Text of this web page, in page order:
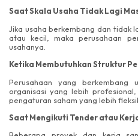
Saat Skala Usaha Tidak Lagi
Jika usaha berkembang dan tidak
atau kecil, maka perusahaan
usahanya.
Ketika Membutuhkan Struktur
Perusahaan yang berkembang
organisasi yang lebih
pengaturan saham yang lebih
Saat Mengikuti Tender atau